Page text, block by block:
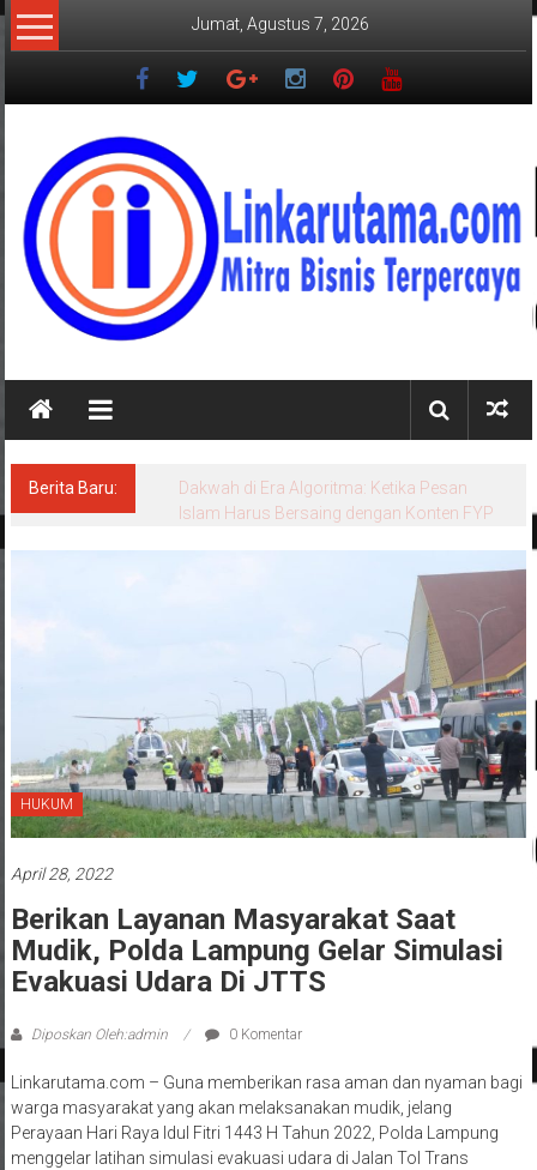
Lompat
ke
Jumat, Agustus 7, 2026
LINKARUTAMA.COM
Mitra
Terpercaya
Berita Baru:
Dakwah di Era Algoritma: Ketika Pesan
Islam Harus Bersaing dengan Konten FYP
HUKUM
April 28, 2022
Berikan Layanan Masyarakat Saat
Mudik, Polda Lampung Gelar Simulasi
Evakuasi Udara Di JTTS
Diposkan Oleh:admin 0 Komentar
Linkarutama.com – Guna memberikan rasa aman dan nyaman bagi
warga masyarakat yang akan melaksanakan mudik, jelang
Perayaan Hari Raya Idul Fitri 1443 H Tahun 2022, Polda Lampung
menggelar latihan simulasi evakuasi udara di Jalan Tol Trans